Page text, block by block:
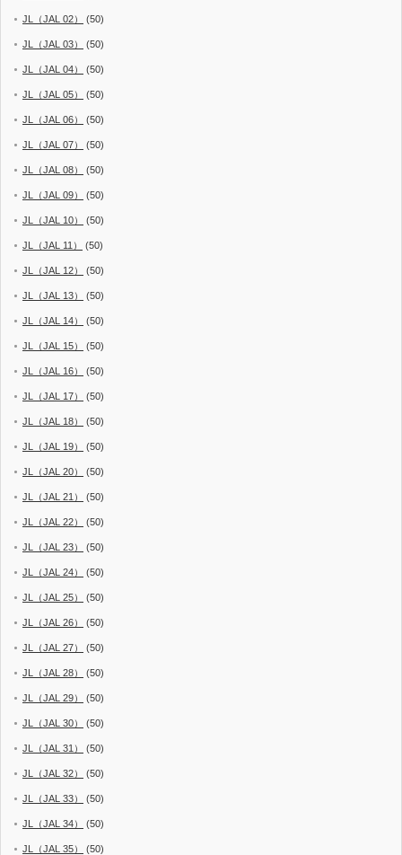
JL（JAL 02） (50)
JL（JAL 03） (50)
JL（JAL 04） (50)
JL（JAL 05） (50)
JL（JAL 06） (50)
JL（JAL 07） (50)
JL（JAL 08） (50)
JL（JAL 09） (50)
JL（JAL 10） (50)
JL（JAL 11） (50)
JL（JAL 12） (50)
JL（JAL 13） (50)
JL（JAL 14） (50)
JL（JAL 15） (50)
JL（JAL 16） (50)
JL（JAL 17） (50)
JL（JAL 18） (50)
JL（JAL 19） (50)
JL（JAL 20） (50)
JL（JAL 21） (50)
JL（JAL 22） (50)
JL（JAL 23） (50)
JL（JAL 24） (50)
JL（JAL 25） (50)
JL（JAL 26） (50)
JL（JAL 27） (50)
JL（JAL 28） (50)
JL（JAL 29） (50)
JL（JAL 30） (50)
JL（JAL 31） (50)
JL（JAL 32） (50)
JL（JAL 33） (50)
JL（JAL 34） (50)
JL（JAL 35） (50)